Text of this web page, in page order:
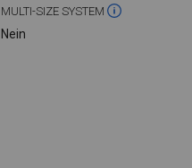
MULTI-SIZE SYSTEM
Nein